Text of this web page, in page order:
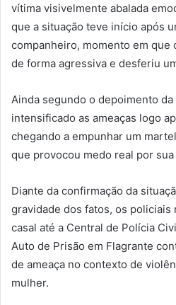
vítima visivelmente abalada
que a situação teve início após
companheiro, momento em que
de forma agressiva e desferiu
Ainda segundo o depoimento
intensificado as ameaças logo
chegando a empunhar um
que provocou medo real por
Diante da confirmação da
gravidade dos fatos, os policiais
casal até a Central de Polícia
Auto de Prisão em Flagrante
de ameaça no contexto de
mulher.